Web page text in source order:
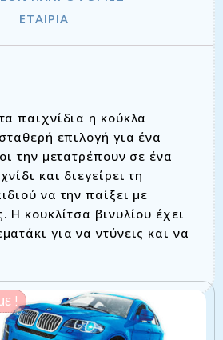
ΕΤΑΙΡΊΑ
παιχνίδια η κούκλα
επιλογή για ένα
την μετατρέπουν σε ένα
και διεγείρει τη
να την παίξει με
Η κουκλίτσα βινυλίου έχει
για να ντύνεις και να
προϊόντα
!